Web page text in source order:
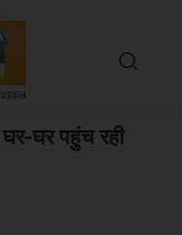
घर पहुंच रही